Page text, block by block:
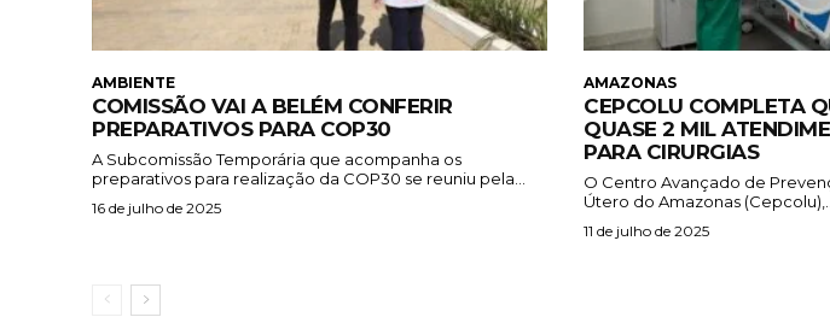
AMBIENTE
COMISSÃO VAI A BELÉM CONFERIR
PREPARATIVOS PARA COP30
A Subcomissão Temporária que acompanha os
preparativos para realização da COP30 se reuniu pela...
16 de julho de 2025
AMAZONAS
CEPCOLU COMPLETA
QUASE 2 MIL
PARA CIRURGIAS
O Centro Avançado de
Útero do Amazonas
11 de julho de 2025